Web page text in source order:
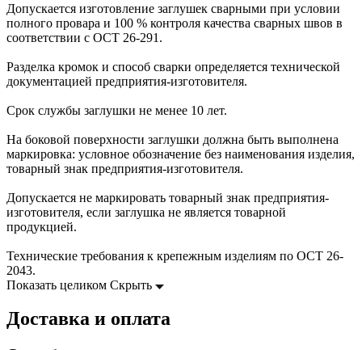
Допускается изготовление заглушек сварными при условии
полного провара и 100 % контроля качества сварных швов в
соответствии с ОСТ 26-291.
Разделка кромок и способ сварки определяется технической
документацией предприятия-изготовителя.
Срок службы заглушки не менее 10 лет.
На боковой поверхности заглушки должна быть выполнена
маркировка: условное обозначение без наименования изделия,
товарный знак предприятия-изготовителя.
Допускается не маркировать товарный знак предприятия-
изготовителя, если заглушка не является товарной
продукцией.
Технические требования к крепежным изделиям по ОСТ 26-
2043.
Показать целиком Скрыть
Доставка и оплата